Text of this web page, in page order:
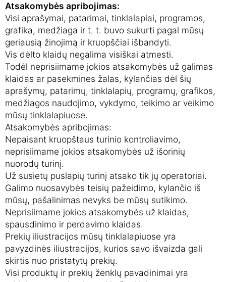
Atsakomybės apribojimas:
Visi aprašymai, patarimai, tinklalapiai, programos,
grafika, medžiaga ir t. t. buvo sukurti pagal mūsų
geriausią žinojimą ir kruopščiai išbandyti.
Vis dėlto klaidų negalima visiškai atmesti.
Todėl neprisiimame jokios atsakomybės už galimas
klaidas ar pasekmines žalas, kylančias dėl šių
aprašymų, patarimų, tinklalapių, programų, grafikos,
medžiagos naudojimo, vykdymo, teikimo ar veikimo
mūsų tinklalapiuose.
Atsakomybės apribojimas:
Nepaisant kruopštaus turinio kontroliavimo,
neprisiimame jokios atsakomybės už išorinių
nuorodų turinį.
Už susietų puslapių turinį atsako tik jų operatoriai.
Galimo nuosavybės teisių pažeidimo, kylančio iš
mūsų, pašalinimas nevyks be mūsų sutikimo.
Neprisiimame jokios atsakomybės už klaidas,
spausdinimo ir perdavimo klaidas.
Prekių iliustracijos mūsų tinklalapiuose yra
pavyzdinės iliustracijos, kurios savo išvaizda gali
skirtis nuo pristatytų prekių.
Visi produktų ir prekių ženklų pavadinimai yra